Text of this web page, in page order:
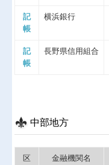
記
帳
横浜銀行
記
帳
長野県信用組合
中部地方
区
金融機関名